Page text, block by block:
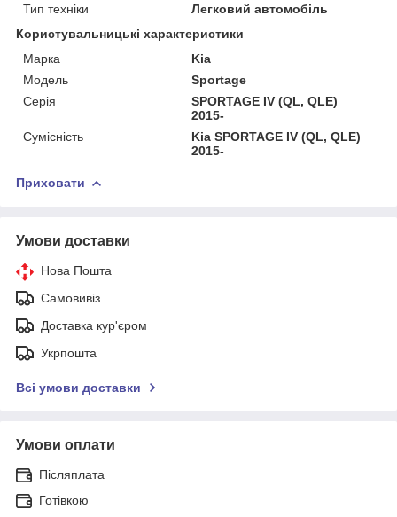
Тип техніки
Легковий автомобіль
Користувальницькі характеристики
Марка
Kia
Мoдель
Sportage
Серія
SPORTAGE IV (QL, QLE)
2015-
Сумісність
Kia SPORTAGE IV (QL, QLE)
2015-
Приховати
Умови доставки
Нова Пошта
Самовивіз
Доставка кур'єром
Укрпошта
Всі умови доставки
Умови оплати
Післяплата
Готівкою